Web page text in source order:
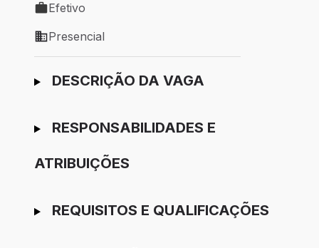
Tipo de vaga: Efetivo
Efetivo
Modelo de trabalho: Presencial
Presencial
Ir para candidatura
DESCRIÇÃO DA VAGA
RESPONSABILIDADES E
ATRIBUIÇÕES
REQUISITOS E QUALIFICAÇÕES